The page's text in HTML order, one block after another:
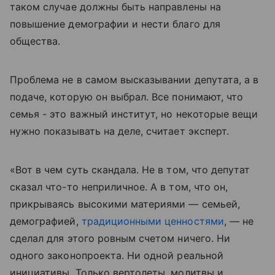
таком случае должны быть направлены на
повышение демографии и нести благо для
общества.
Проблема не в самом высказывании депутата, а в
подаче, которую он выбрал. Все понимают, что
семья - это важный институт, но некоторые вещи
нужно показывать на деле, считает эксперт.
«Вот в чем суть скандала. Не в том, что депутат
сказал что-то неприличное. А в том, что он,
прикрываясь высокими материями — семьей,
демографией, традиционными ценностями, — не
сделал для этого ровным счетом ничего. Ни
одного законопроекта. Ни одной реальной
инициативы. Только вертолеты, молитвы и